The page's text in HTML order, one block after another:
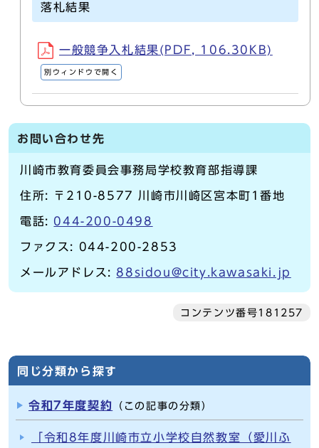
落札結果
一般競争入札結果(PDF, 106.30KB)
別ウィンドウで開く
お問い合わせ先
川崎市教育委員会事務局学校教育部指導課
住所: 〒210-8577 川崎市川崎区宮本町1番地
電話: 044-200-0498
ファクス: 044-200-2853
メールアドレス:88sidou@city.kawasaki.jp
コンテンツ番号181257
同じ分類から探す
令和7年度契約 （この記事の分類）
「令和8年度川崎市立小学校自然教室（愛川ふ